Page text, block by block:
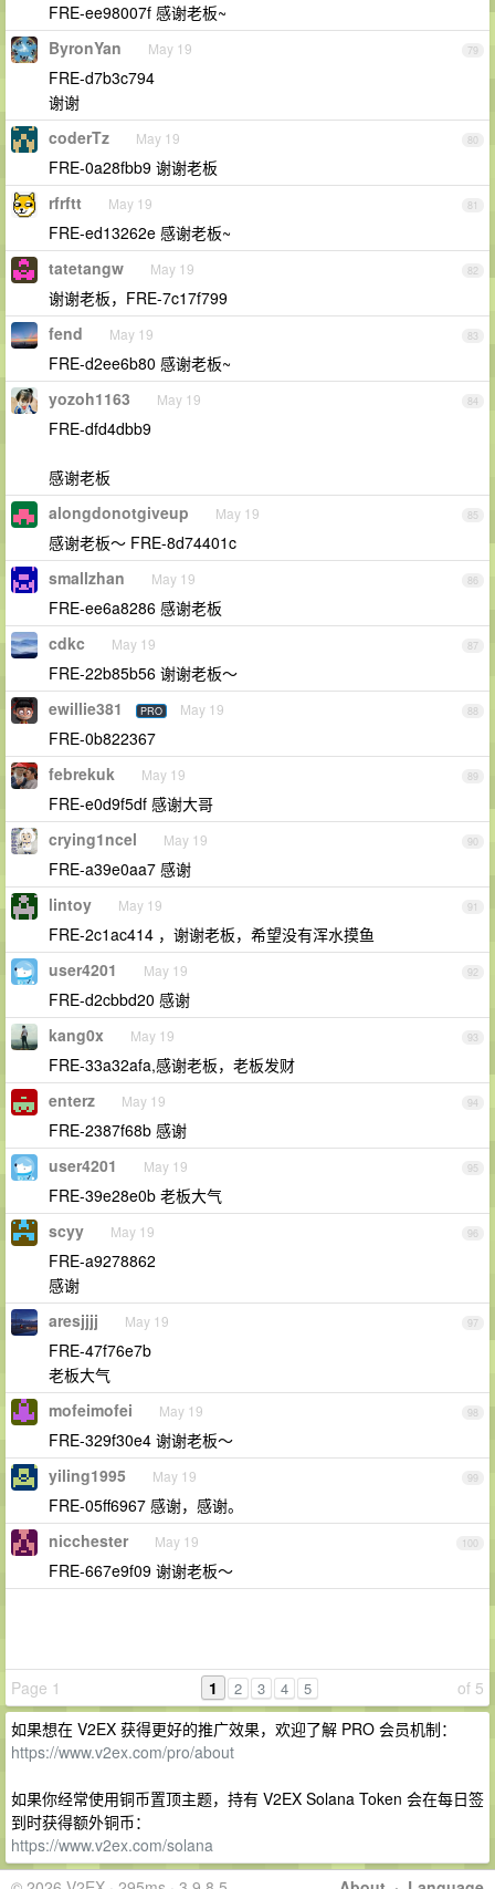
FRE-ee98007f 感谢老板~
79
ByronYan May 19
FRE-d7b3c794
谢谢
80
coderTz May 19
FRE-0a28fbb9 谢谢老板
81
rfrftt May 19
FRE-ed13262e 感谢老板~
82
tatetangw May 19
谢谢老板，FRE-7c17f799
83
fend May 19
FRE-d2ee6b80 感谢老板~
84
yozoh1163 May 19
FRE-dfd4dbb9
感谢老板
85
alongdonotgiveup May 19
感谢老板～ FRE-8d74401c
86
smallzhan May 19
FRE-ee6a8286 感谢老板
87
cdkc May 19
FRE-22b85b56 谢谢老板～
88
ewillie381 PRO May 19
FRE-0b822367
89
febrekuk May 19
FRE-e0d9f5df 感谢大哥
90
crying1ncel May 19
FRE-a39e0aa7 感谢
91
lintoy May 19
FRE-2c1ac414 ，谢谢老板，希望没有浑水摸鱼
92
user4201 May 19
FRE-d2cbbd20 感谢
93
kang0x May 19
FRE-33a32afa,感谢老板，老板发财
94
enterz May 19
FRE-2387f68b 感谢
95
user4201 May 19
FRE-39e28e0b 老板大气
96
scyy May 19
FRE-a9278862
感谢
97
aresjjjj May 19
FRE-47f76e7b
老板大气
98
mofeimofei May 19
FRE-329f30e4 谢谢老板～
99
yiling1995 May 19
FRE-05ff6967 感谢，感谢。
100
nicchester May 19
FRE-667e9f09 谢谢老板～
Page 1 of 5
1 2 3 4 5
如果想在 V2EX 获得更好的推广效果，欢迎了解 PRO 会员机制：
https://www.v2ex.com/pro/about
如果你经常使用铜币置顶主题，持有 V2EX Solana Token 会在每日签
到时获得额外铜币：
https://www.v2ex.com/solana